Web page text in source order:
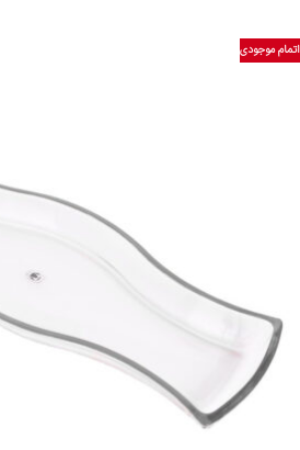
اتمام موجودی